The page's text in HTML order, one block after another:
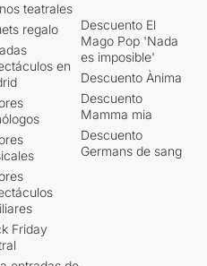
teatrales
regalo
en
Friday
Descuento El
Mago Pop 'Nada
es imposible'
Descuento Ànima
Descuento
Mamma mia
Descuento
Germans de sang